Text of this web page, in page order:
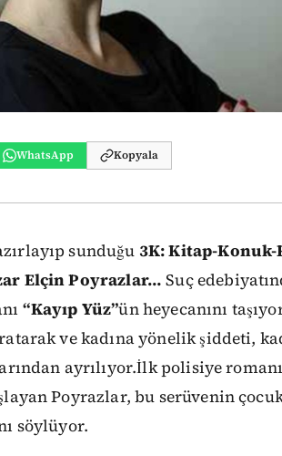
WhatsApp Kopyala
sunduğu 3K: Kitap-Konuk-
Elçin Poyrazlar… Suç
“Kayıp Yüz”ün heyecanını
ve kadına yönelik şiddeti,
ayrılıyor.İlk polisiye
Poyrazlar, bu serüvenin
söylüyor.